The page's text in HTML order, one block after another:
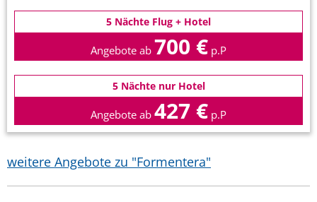
5 Nächte Flug + Hotel
Angebote ab 700 € p.P
5 Nächte nur Hotel
Angebote ab 427 € p.P
weitere Angebote zu "Formentera"